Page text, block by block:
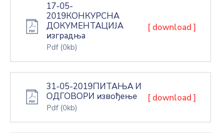
17-05-
2019КОНКУРСНА
ДОКУМЕНТАЦИЈА
изградња
Pdf (0kb)
[ download ]
31-05-2019ПИТАЊА И
ОДГОВОРИ извођење
Pdf (0kb)
[ download ]